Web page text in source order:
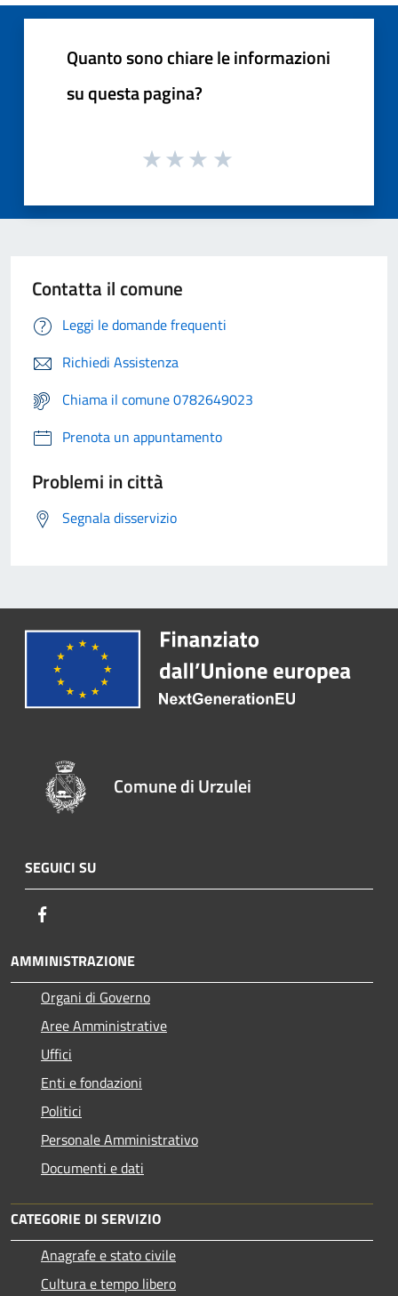
Quanto sono chiare le informazioni
su questa pagina?
Contatta il comune
Leggi le domande frequenti
Richiedi Assistenza
Chiama il comune 0782649023
Prenota un appuntamento
Problemi in città
Segnala disservizio
Comune di Urzulei
SEGUICI SU
AMMINISTRAZIONE
Organi di Governo
Aree Amministrative
Uffici
Enti e fondazioni
Politici
Personale Amministrativo
Documenti e dati
CATEGORIE DI SERVIZIO
Anagrafe e stato civile
Cultura e tempo libero